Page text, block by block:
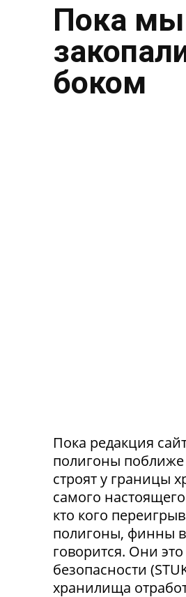
Пока
боком
Пока редакция
полигоны
строят у границы
самого
кто кого
полигоны, финны
говорится. Они
безопасности
хранилища